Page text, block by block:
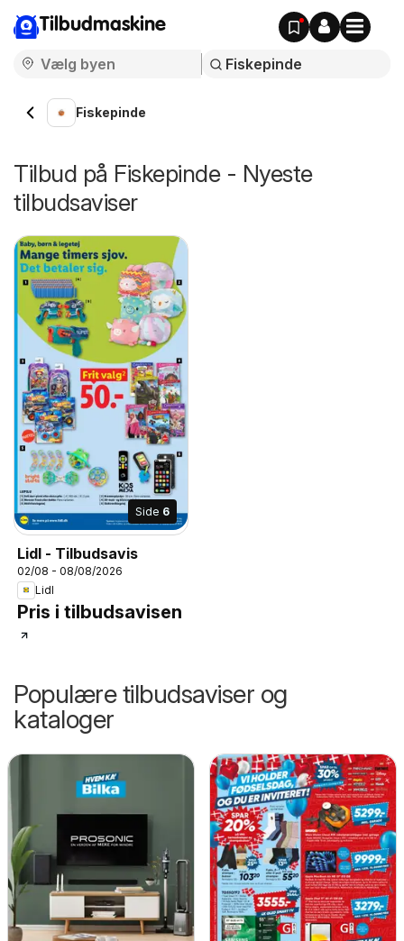
Tilbudmaskine
Fiskepinde
Tilbud på Fiskepinde - Nyeste
tilbudsaviser
Side 6
Lidl - Tilbudsavis
02/08 - 08/08/2026
Lidl
Pris i tilbudsavisen
Populære tilbudsaviser og
kataloger